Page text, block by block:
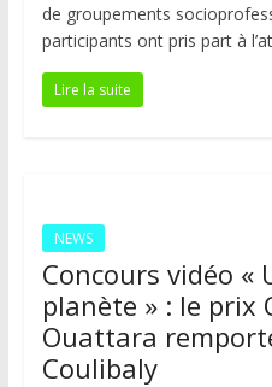
de groupements
participants ont pris part à
Lire la suite
NEWS
Concours vidéo «
planète » : le prix
Ouattara
Coulibaly